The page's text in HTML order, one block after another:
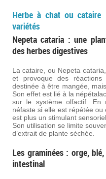
Herbe à chat ou
variétés
Nepeta cataria : une
des herbes digestives
La cataire, ou Nepeta
et provoque des réactions
destinée à être mangée,
Son effet est lié à la
sur le système olfactif. En
néfaste si elle est répétée ou
est plus un stimulant
Son utilisation se limite
d’extrait de plante séchée.
Les graminées : orge,
intestinal